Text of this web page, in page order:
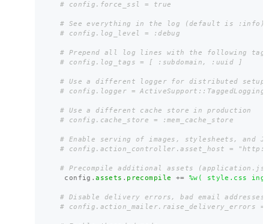
# config.force_ssl = true
# See everything in the log (default is :info)
# config.log_level = :debug
# Prepend all log lines with the following tags
# config.log_tags = [ :subdomain, :uuid ]
# Use a different logger for distributed setups
# config.logger =
# Use a different cache store in production
# config.cache_store = :mem_cache_store
# Enable serving of images, stylesheets, and
# config.action_controller.asset_host = "http://
# Precompile additional assets
config .assets . precompile += %w( style.css
# Disable delivery errors, bad email
# config.action_mailer.raise_delivery_errors =